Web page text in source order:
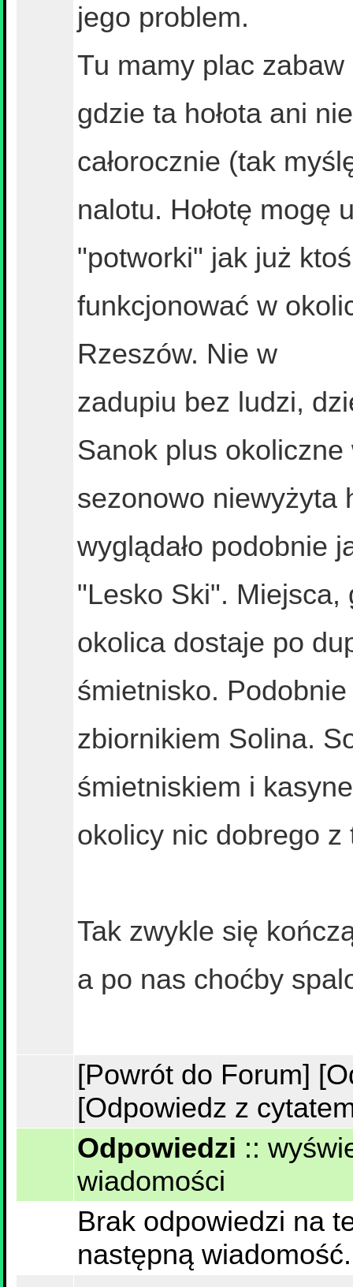
jego problem.
Tu mamy plac
gdzie ta hołota ani
całorocznie (tak
nalotu. Hołotę mogę
"potworki" jak już
funkcjonować w
Rzeszów. Nie w
zadupiu bez ludzi,
Sanok plus
sezonowo niewyżyta
wyglądało podobnie
"Lesko Ski". Miejsca,
okolica dostaje po
śmietnisko.
zbiornikiem Solina.
śmietniskiem i
okolicy nic dobrego
Tak zwykle się
a po nas choćby
[Powrót do Forum]
[Odpowiedz z
Odpowiedzi ::
wiadomości
Brak odpowiedzi na
następną wiadomość.